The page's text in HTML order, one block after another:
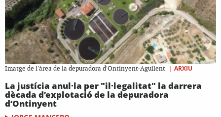
Imatge de l'àrea de la depuradora d'Ontinyent-Agullent | ARXIU
La justícia anul·la per "il·legalitat" la darrera
dècada d’explotació de la depuradora
d’Ontinyent